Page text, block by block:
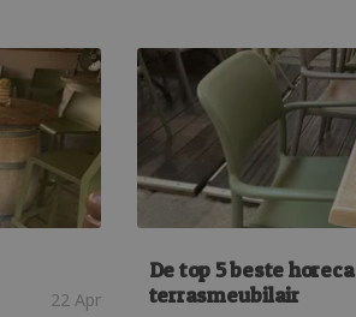
22 Apr
De top 5 beste horeca
terrasmeubilair